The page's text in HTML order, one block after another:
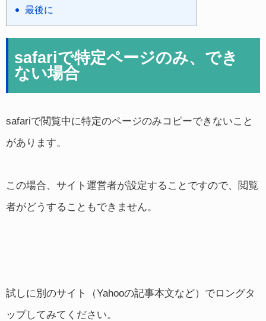
最後に
safariで特定ページのみ、でき
ない場合
safariで閲覧中に特定のページのみコピーできないこと
があります。
この場合、サイト運営者が設定することですので、閲覧
者がどうすることもできません。
試しに別のサイト（Yahooの記事本文など）でロングタ
ップしてみてください。